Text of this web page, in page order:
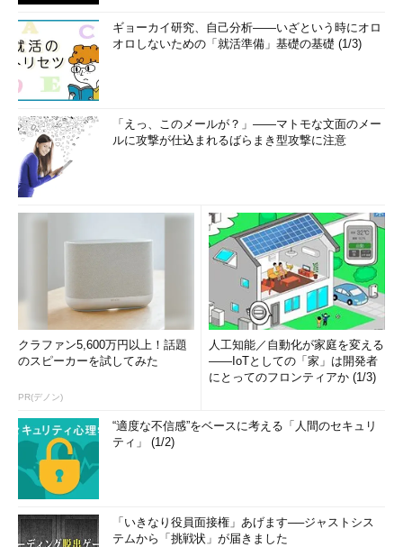
ギョーカイ研究、自己分析――いざという時にオロ
オロしないための「就活準備」基礎の基礎 (1/3)
「えっ、このメールが？」――マトモな文面のメー
ルに攻撃が仕込まれるばらまき型攻撃に注意
クラファン5,600万円以上！話題
のスピーカーを試してみた
PR(デノン)
人工知能／自動化が家庭を変える
――IoTとしての「家」は開発者
にとってのフロンティアか (1/3)
“適度な不信感”をベースに考える「人間のセキュリ
ティ」 (1/2)
「いきなり役員面接権」あげます──ジャストシス
テムから「挑戦状」が届きました